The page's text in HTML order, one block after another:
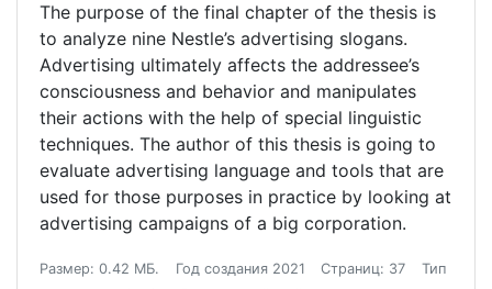
The purpose of the final chapter of the thesis is
to analyze nine Nestle’s advertising slogans.
Advertising ultimately affects the addressee’s
consciousness and behavior and manipulates
their actions with the help of special linguistic
techniques. The author of this thesis is going to
evaluate advertising language and tools that are
used for those purposes in practice by looking at
advertising campaigns of a big corporation.
Размер: 0.42 МБ. Год создания 2021 Страниц: 37
Тип